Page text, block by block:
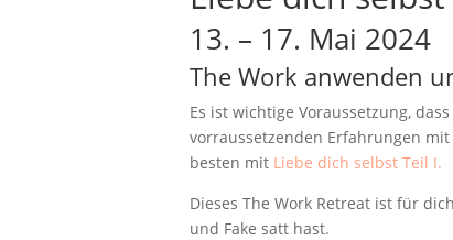
13. – 17. Mai 2024
The Work anwenden
Es ist wichtige Voraussetzung,
vorraussetzenden Erfahrungen
besten mit Liebe dich selbst Teil I.
Dieses The Work Retreat ist für
und Fake satt hast.